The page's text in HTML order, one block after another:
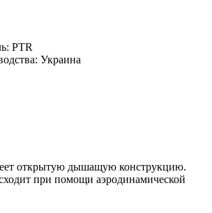
PTR
Украина
открытую дышащую конструкцию.
при помощи аэродинамической